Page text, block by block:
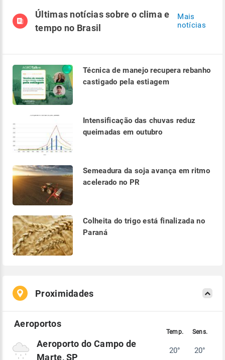
Últimas notícias sobre o clima e
tempo no Brasil
Mais
notícias
Técnica de manejo recupera rebanho
castigado pela estiagem
Intensificação das chuvas reduz
queimadas em outubro
Semeadura da soja avança em ritmo
acelerado no PR
Colheita do trigo está finalizada no
Paraná
Proximidades
Aeroporto do Campo de
Marte, SP
20° 20°